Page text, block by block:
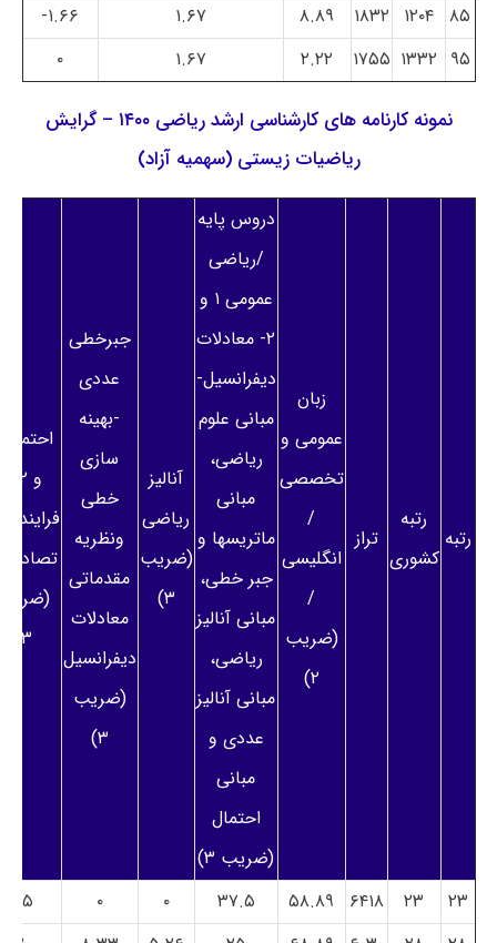
۸۵ ۱۲۰۴ ۱۸۳۲ ۸.۸۹ ۱.۶۷
۱.۶۶-
۹۵ ۱۳۳۲ ۱۷۵۵ ۲.۲۲ ۱.۶۷ ۰
نمونه کارنامه های کارشناسی ارشد ریاضی ۱۴۰۰ – گرایش
ریاضیات زیستی (سهمیه آزاد)
رتبه
رتبه
کشوری
تراز
زبان
عمومی و
تخصصی
/
انگلیسی
/
(ضریب
۲)
دروس پایه
/ریاضی
عمومی ۱ و
۲- معادلات
دیفرانسیل-
مبانی علوم
ریاضی،
مبانی
ماتریسها و
جبر خطی،
مبانی آنالیز
ریاضی،
مبانی آنالیز
عددی و
مبانی
احتمال
(ضریب ۳)
آنالیز
ریاضی
(ضریب
۳)
جبرخطی
عددی
-بهینه
سازی
خطی
ونظریه
مقدماتی
معادلات
دیفرانسیل
(ضریب
۳)
۳)
۲۳ ۲۳ ۶۴۱۸ ۵۸.۸۹ ۳۷.۵ ۰ ۰
۲۵